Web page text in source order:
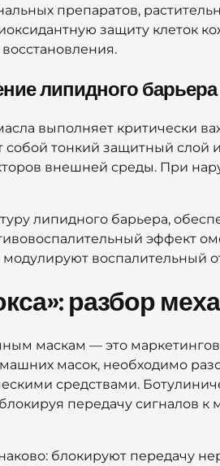
препаратов,
защиту клеток
липидного барьера
выполняет критически
собой тонкий защитный
внешней среды. При
липидного барьера,
эффект
воспалительный
разбор
маскам — это
масок, необходимо
средствами.
передачу сигналов
блокируют передачу